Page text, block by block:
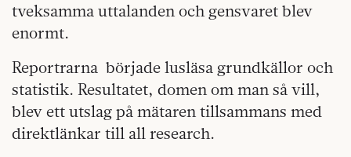
tveksamma uttalanden och gensvaret blev
enormt.
Reportrarna började lusläsa grundkällor och
statistik. Resultatet, domen om man så vill,
blev ett utslag på mätaren tillsammans med
direktlänkar till all research.